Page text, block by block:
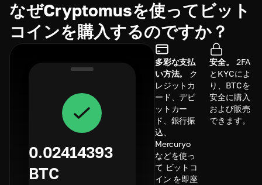
なぜCryptomusを使ってビット
コインを購入するのですか？
0.02414393
BTC
多彩な支払
い方法。
ク
レジットカ
ード、デビ
ットカー
ド、銀行振
込、
Mercuryo
などを使っ
て ビットコ
イン を即座
安全。
2FA
とKYCによ
り、BTCを
安全に購入
および販売
できます。